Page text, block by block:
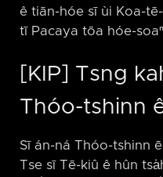
ê tiān-hóe sī ùi Koa-
tī Pacaya tōa hóe-
[KIP] Tsng
Thóo-tshinn
Sī án-ná Thóo-tshinn
Tse sī Tē-kiû ê hûn